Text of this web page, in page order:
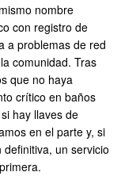
nombre
con registro de
a problemas de red
comunidad. Tras
que no haya
crítico en baños
hay llaves de
en el parte y, si
un servicio